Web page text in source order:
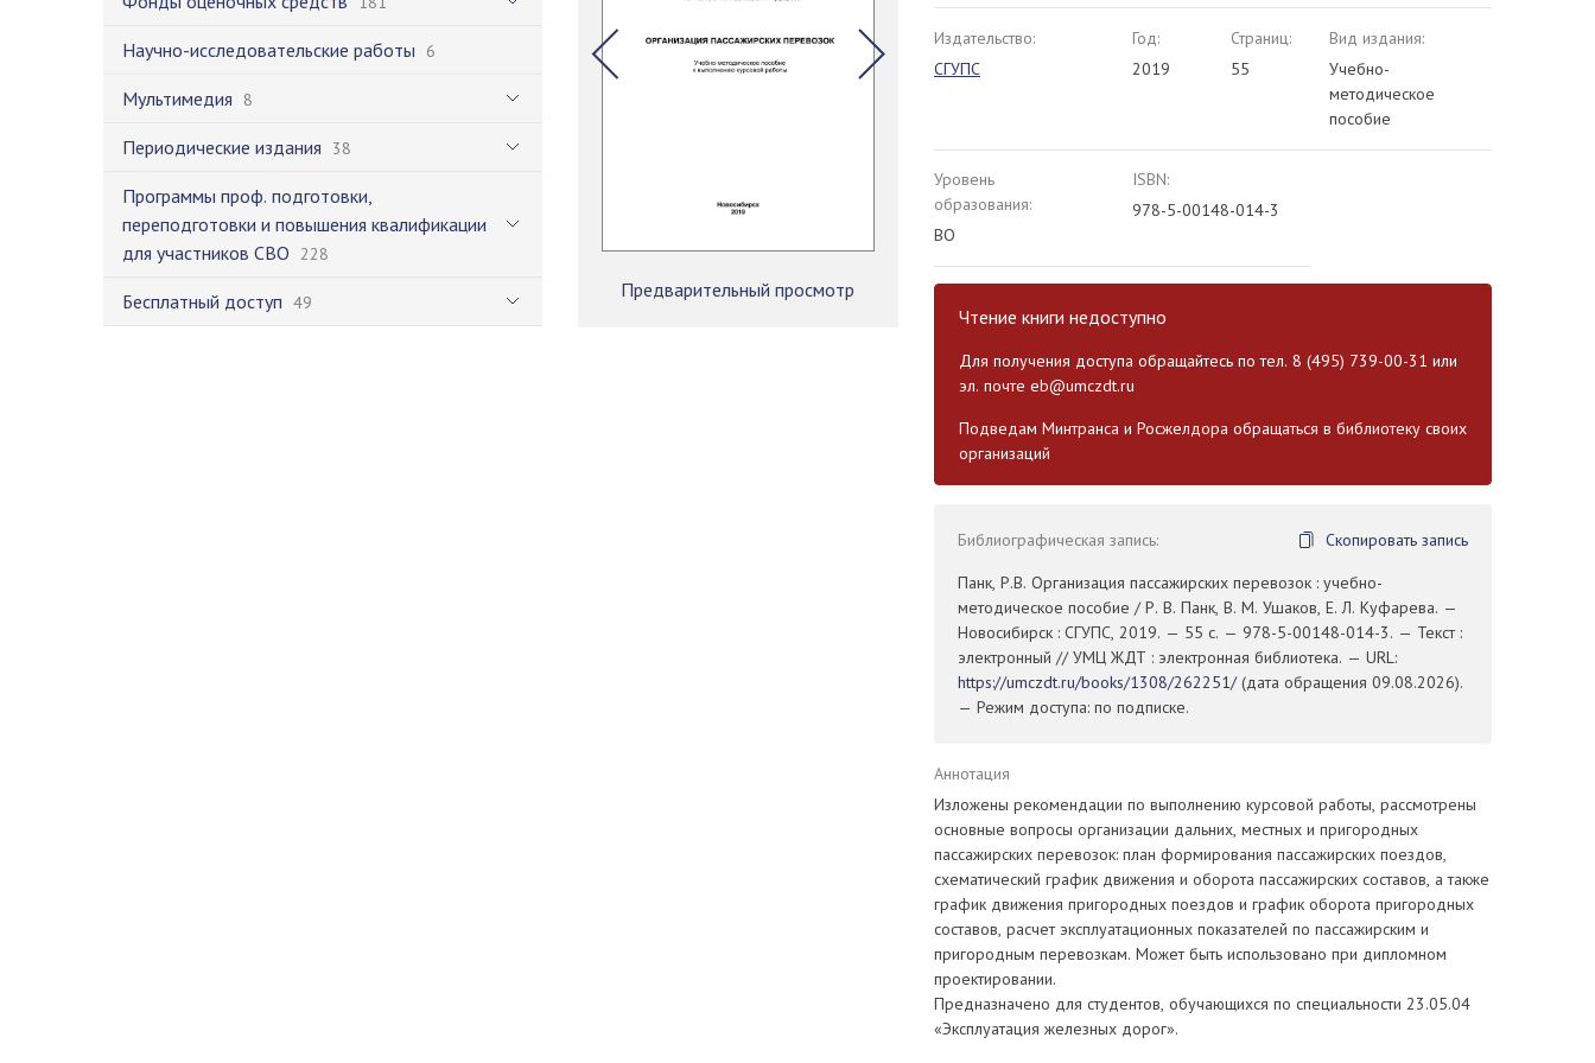
Научно-исследовательские работы 6
Мультимедия 8
Периодические издания 38
Программы проф. подготовки,
переподготовки и повышения квалификации
для участников СВО 228
Бесплатный доступ 49
Предварительный просмотр
Издательство:
СГУПС
Год:
2019
Страниц:
55
Вид издания:
Учебно-
методическое
пособие
Уровень
образования:
ВО
ISBN:
978-5-00148-014-3
Чтение книги недоступно
Для получения доступа обращайтесь по тел. 8 (495) 739-00-31 или
эл. почте eb@umczdt.ru
Подведам Минтранса и Росжелдора обращаться в библиотеку своих
организаций
Библиографическая запись:
Скопировать запись
Панк, Р.В. Организация пассажирских перевозок : учебно-
методическое пособие / Р. В. Панк, В. М. Ушаков, Е. Л. Куфарева. —
Новосибирск : СГУПС, 2019. — 55 с. — 978-5-00148-014-3. — Текст :
электронный // УМЦ ЖДТ : электронная библиотека. — URL:
https://umczdt.ru/books/1308/262251/(дата обращения 09.08.2026).
— Режим доступа: по подписке.
Аннотация
Изложены рекомендации по выполнению курсовой работы, рассмотрены
основные вопросы организации дальних, местных и пригородных
пассажирских перевозок: план формирования пассажирских поездов,
схематический график движения и оборота пассажирских составов, а также
график движения пригородных поездов и график оборота пригородных
составов, расчет эксплуатационных показателей по пассажирским и
пригородным перевозкам. Может быть использовано при дипломном
проектировании.
Предназначено для студентов, обучающихся по специальности 23.05.04
«Эксплуатация железных дорог».